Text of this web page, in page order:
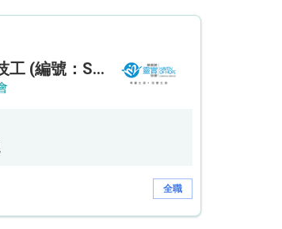
高級技工/技工 (編號：SSO/FM/A/CTE)
全職